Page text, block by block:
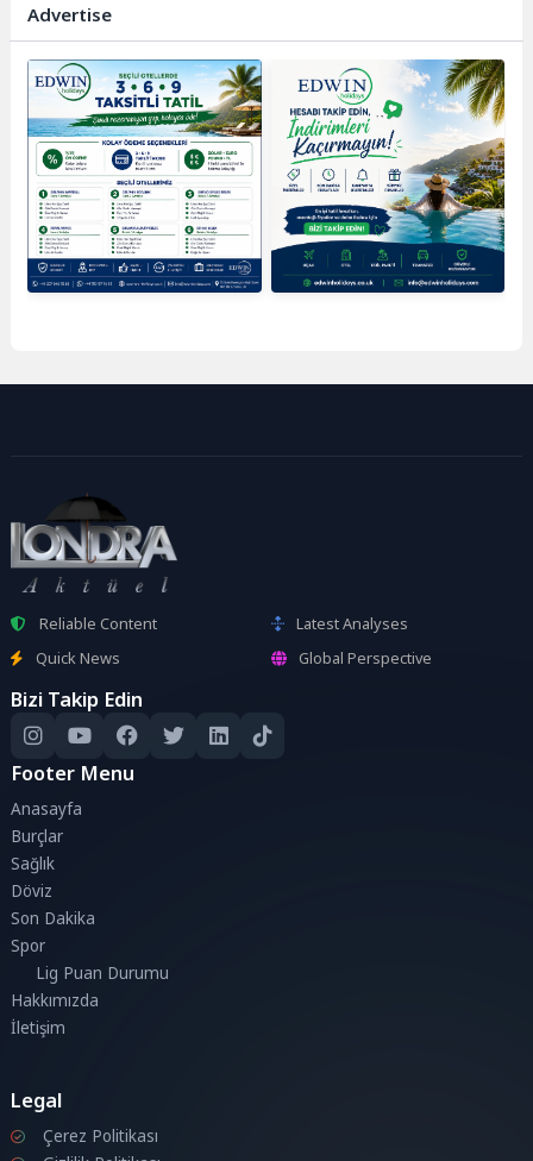
Advertise
Reliable Content
Latest Analyses
Quick News
Global Perspective
Bizi Takip Edin
Footer Menu
Anasayfa
Burçlar
Sağlık
Döviz
Son Dakika
Spor
Lig Puan Durumu
Hakkımızda
İletişim
Legal
Çerez Politikası